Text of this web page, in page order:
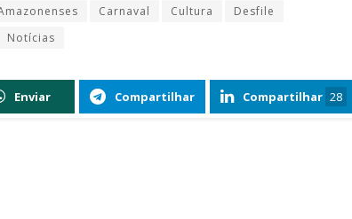
Carnaval Cultura
Desfile
Notícias
Enviar Compartilhar Compartilhar 28